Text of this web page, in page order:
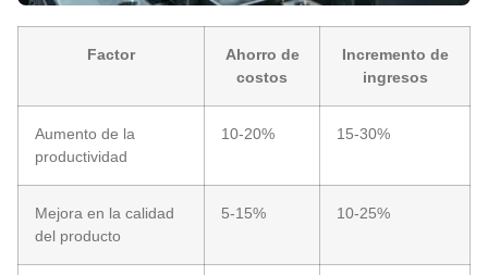
Factor
Ahorro de
costos
Incremento de
ingresos
Aumento de la
productividad
10-20% 15-30%
Mejora en la calidad
del producto
5-15% 10-25%